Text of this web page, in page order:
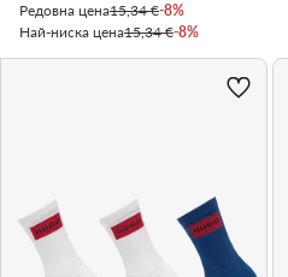
Редовна цена15,34 €-8%
Най-ниска цена15,34 €-8%